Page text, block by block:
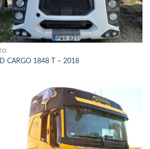
CARGO 1848 T – 2018